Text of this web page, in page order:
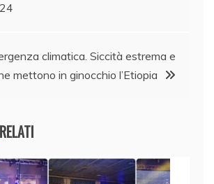
climatica. Siccità estrema e
mettono in ginocchio l’Etiopia